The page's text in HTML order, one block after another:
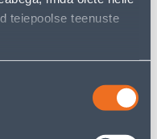
teiepoolse teenuste
LAUD TUME TAMM